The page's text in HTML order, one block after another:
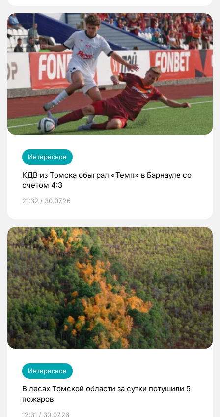
Интересное
КДВ из Томска обыграл «Темп» в Барнауле со
счетом 4:3
21:32 / 30.07.26
Интересное
В лесах Томской области за сутки потушили 5
пожаров
12:31 / 30.07.26